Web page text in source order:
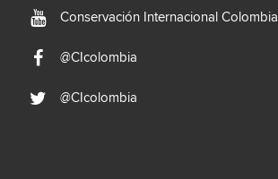
Conservación Internacional Colombia
@CIcolombia
@CIcolombia